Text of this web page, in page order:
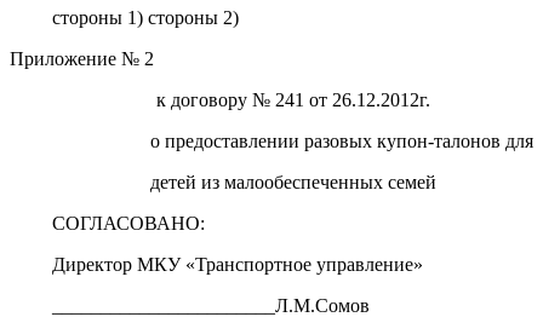
стороны 1) стороны 2)
Приложение № 2
к договору № 241 от 26.12.2012г.
о предоставлении разовых купон-талонов для
детей из малообеспеченных семей
СОГЛАСОВАНО:
Директор МКУ «Транспортное управление»
_______________________Л.М.Сомов